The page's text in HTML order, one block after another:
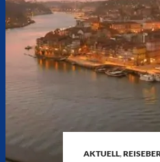
AKTUELL,